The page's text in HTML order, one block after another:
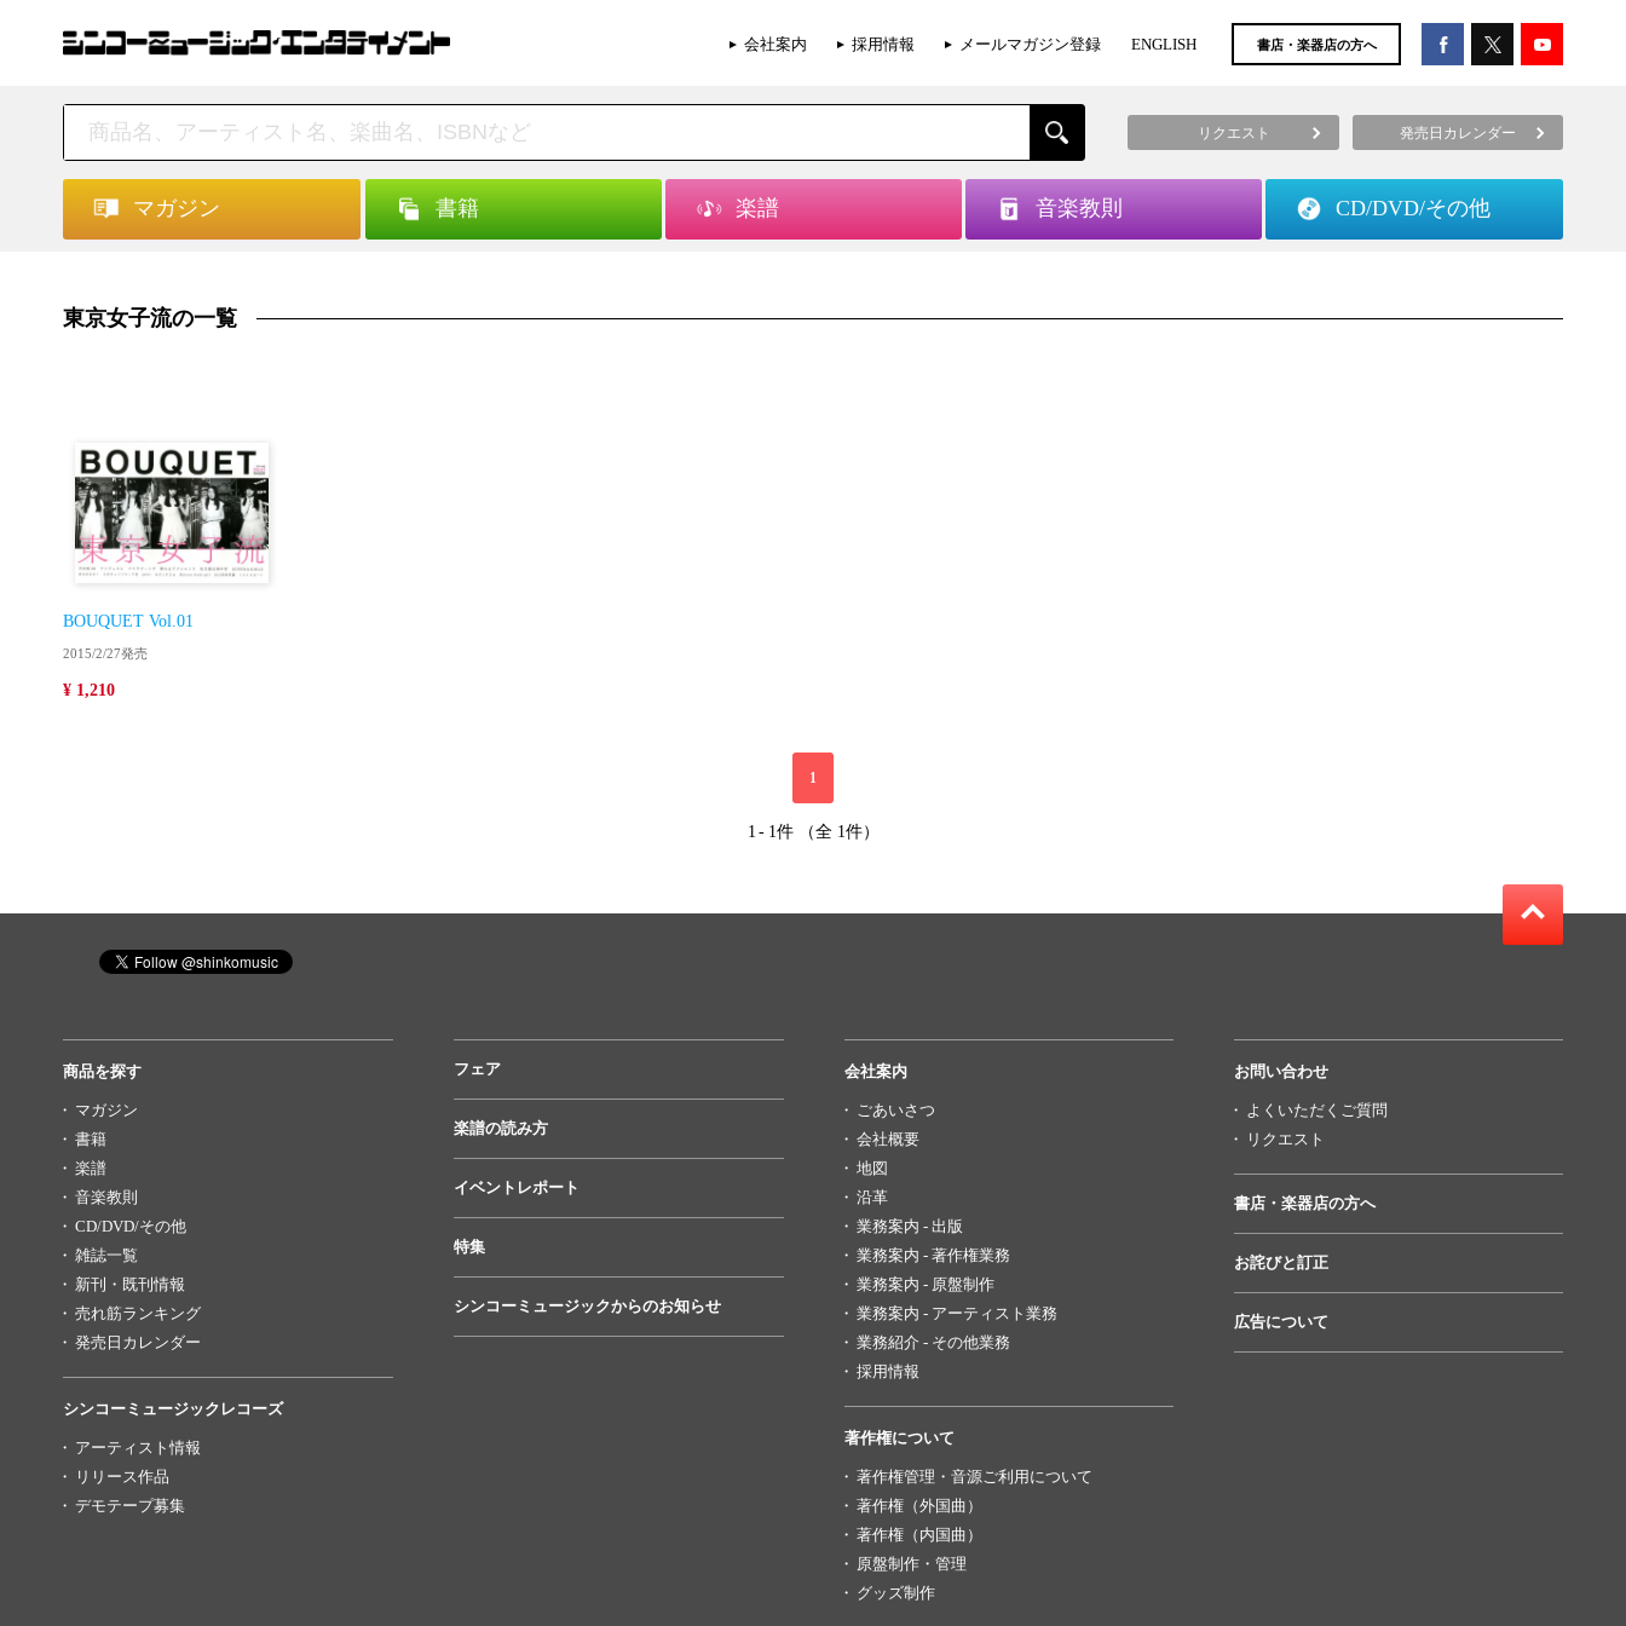
会社案内 採用情報 メールマガジン登録 ENGLISH 書店・楽器店の方へ
リクエスト 発売日カレンダー
マガジン 書籍 楽譜 音楽教則 CD/DVD/その他
東京女子流の一覧
BOUQUET Vol.01
2015/2/27発売
¥ 1,210
1
1 - 1件 （全 1件）
商品を探す
マガジン
書籍
楽譜
音楽教則
CD/DVD/その他
雑誌一覧
新刊・既刊情報
売れ筋ランキング
発売日カレンダー
シンコーミュージックレコーズ
アーティスト情報
リリース作品
デモテープ募集
フェア
楽譜の読み方
イベントレポート
特集
シンコーミュージックからのお知らせ
会社案内
ごあいさつ
会社概要
地図
沿革
業務案内 - 出版
業務案内 - 著作権業務
業務案内 - 原盤制作
業務案内 - アーティスト業務
業務紹介 - その他業務
採用情報
著作権について
著作権管理・音源ご利用について
著作権（外国曲）
著作権（内国曲）
原盤制作・管理
グッズ制作
お問い合わせ
よくいただくご質問
リクエスト
書店・楽器店の方へ
お詫びと訂正
広告について